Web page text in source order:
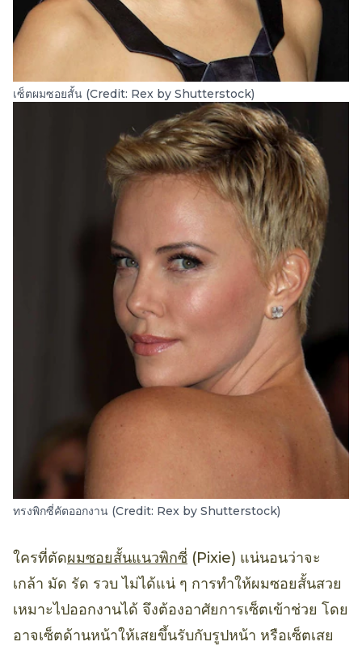
เซ็ตผมซอยสั้น (Credit: Rex by Shutterstock)
ทรงพิกซี่คัตออกงาน (Credit: Rex by Shutterstock)
ใครที่ตัดผมซอยสั้นแนวพิกซี่ (Pixie) แน่นอนว่าจะ
เกล้า มัด รัด รวบ ไม่ได้แน่ ๆ การทำให้ผมซอยสั้นสวย
เหมาะไปออกงานได้ จึงต้องอาศัยการเซ็ตเข้าช่วย โดย
อาจเซ็ตด้านหน้าให้เสยขึ้นรับกับรูปหน้า หรือเซ็ตเสย